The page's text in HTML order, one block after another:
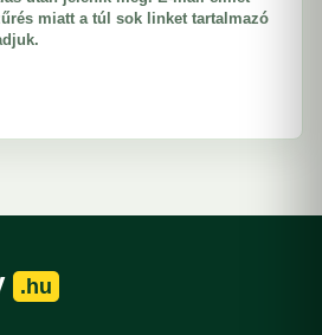
miatt a túl sok linket tartalmazó
.hu